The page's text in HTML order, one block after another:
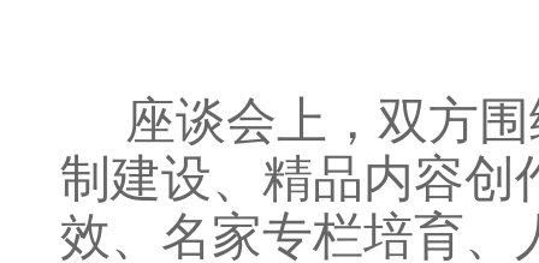
座谈会上，双方
制建设、精品内容创
效、名家专栏培育、